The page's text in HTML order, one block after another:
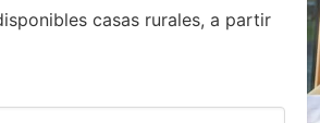
casas rurales, a partir